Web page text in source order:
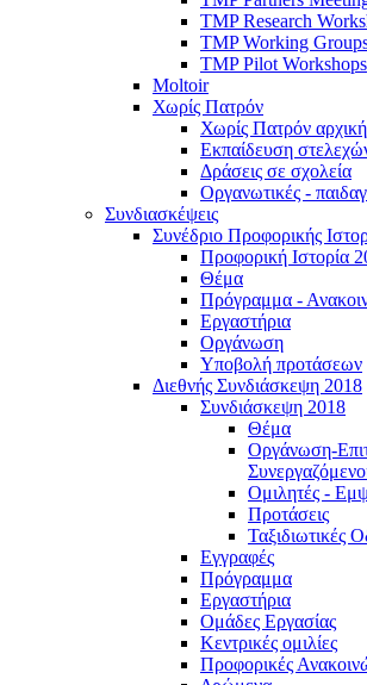
TMP Research
TMP Working
TMP Pilot Workshops
Moltoir
Χωρίς Πατρόν
Χωρίς Πατρόν αρχική
Εκπαίδευση
Δράσεις σε σχολεία
Οργανωτικές -
Συνδιασκέψεις
Συνέδριο Προφορικής
Προφορική Ιστορία
Θέμα
Πρόγραμμα -
Εργαστήρια
Οργάνωση
Υποβολή προτάσεων
Διεθνής Συνδιάσκεψη 2018
Συνδιάσκεψη 2018
Θέμα
Οργάνωση-
Ομιλητές -
Προτάσεις
Ταξιδιωτικές
Εγγραφές
Πρόγραμμα
Εργαστήρια
Ομάδες Εργασίας
Κεντρικές ομιλίες
Προφορικές